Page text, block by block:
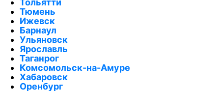
Тюмень
Ижевск
Барнаул
Ульяновск
Ярославль
Таганрог
Комсомольск-на-Амуре
Хабаровск
Оренбург